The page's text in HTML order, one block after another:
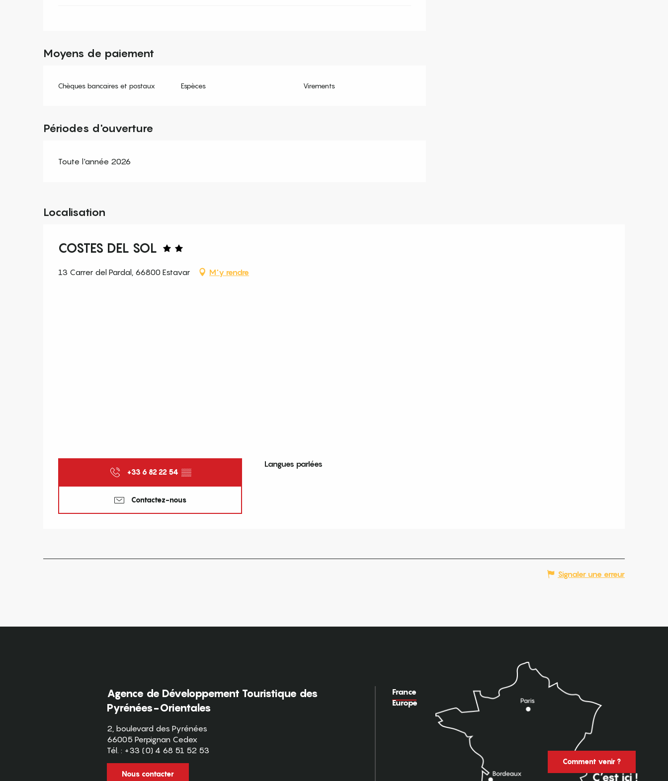
Moyens de paiement
Chèques bancaires et postaux Espèces Virements
Périodes d'ouverture
Toute l'année 2026
Localisation
COSTES DEL SOL
13 Carrer del Pardal, 66800 Estavar M'y rendre
+33 6 82 22 54 ▒▒
Contactez-nous
Langues parlées
Langues parlées
Signaler une erreur
Agence de Développement Touristique des
Pyrénées-Orientales
2, boulevard des Pyrénées
66005 Perpignan Cedex
Tél. : +33 (0) 4 68 51 52 53
Nous contacter
France
Europe
Comment venir ?